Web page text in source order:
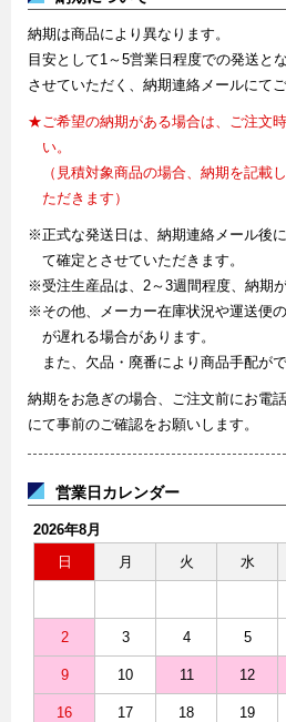
納期は商品により異なります。
目安として1～5営業日程度での発送と
させていただく、納期連絡メールにて
★ご希望の納期がある場合は、ご注文
い。
（見積対象商品の場合、納期を記載
ただきます）
※正式な発送日は、納期連絡メール後
て確定とさせていただきます。
※受注生産品は、2～3週間程度、納期
※その他、メーカー在庫状況や運送便
が遅れる場合があります。
また、欠品・廃番により商品手配が
納期をお急ぎの場合、ご注文前にお電
にて事前のご確認をお願いします。
営業日カレンダー
2026年8月
日
月 火 水
2 3 4 5
9 10 11 12
16 17 18 19